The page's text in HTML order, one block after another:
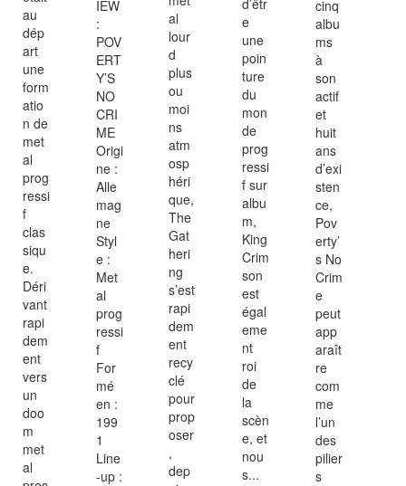
au
dép
art
une
form
atio
n de
met
al
prog
ressi
f
clas
siqu
e.
Déri
vant
rapi
dem
ent
vers
un
doo
m
met
al
IEW
:
POV
ERT
Y’S
NO
CRI
ME
Origi
ne :
Alle
mag
ne
Styl
e :
Met
al
prog
ressi
f
For
mé
en :
199
1
Line
-up :
al
lour
d
plus
ou
moi
ns
atm
osp
héri
que,
The
Gat
heri
ng
s’est
rapi
dem
ent
recy
clé
pour
prop
oser
,
dep
e
une
poin
ture
du
mon
de
prog
ressi
f sur
albu
m,
King
Crim
son
est
égal
eme
nt
roi
de
la
scèn
e, et
nou
s...
cinq
albu
ms
à
son
actif
et
huit
ans
d’exi
sten
ce,
Pov
erty’
s No
Crim
e
peut
app
araît
re
com
me
l’un
des
pilier
s